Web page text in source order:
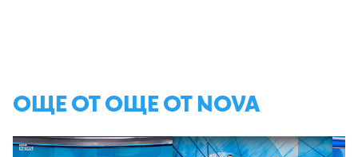
ОЩЕ ОТ ОЩЕ ОТ NOVA